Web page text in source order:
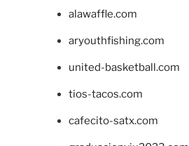
alawaffle.com
aryouthfishing.com
united-basketball.com
tios-tacos.com
cafecito-satx.com